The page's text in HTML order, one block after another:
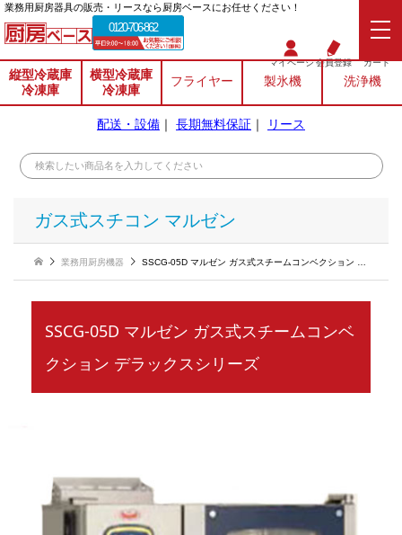
業務⽤厨房器具の販売・リースなら厨房ベースにお任せください！
0120-706-862
マイページ会員登録 カート
縦型冷蔵庫
冷凍庫
横型冷蔵庫
冷凍庫
フライヤー 製氷機 洗浄機
配送・設備 ｜ 長期無料保証 ｜ リース
ガス式スチコン マルゼン
業務用厨房機器 SSCG-05D マルゼン ガス式スチームコンベクション デラックスシリーズ
SSCG-05D マルゼン ガス式スチームコンベ
クション デラックスシリーズ